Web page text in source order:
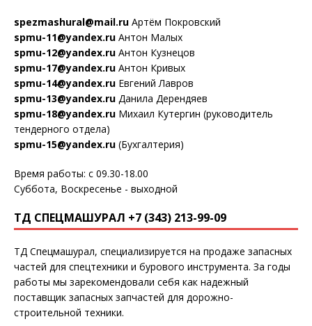
spezmashural@mail.ru Артём Покровский
spmu-11@yandex.ru Антон Малых
spmu-12@yandex.ru Антон Кузнецов
spmu-17@yandex.ru Антон Кривых
spmu-14@yandex.ru Евгений Лавров
spmu-13@yandex.ru Данила Дерендяев
spmu-18@yandex.ru Михаил Кутергин (руководитель
тендерного отдела)
spmu-15@yandex.ru (Бухгалтерия)
Время работы: с 09.30-18.00
Суббота, Воскресенье - выходной
ТД СПЕЦМАШУРАЛ +7 (343) 213-99-09
ТД Спецмашурал, специализируется на продаже запасных
частей для спецтехники и бурового инструмента. За годы
работы мы зарекомендовали себя как надежный
поставщик запасных запчастей для дорожно-
строительной техники.